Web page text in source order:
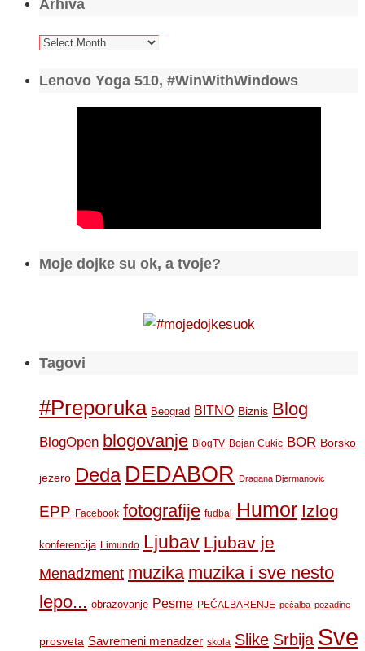
Arhiva
Arhiva
Lenovo Yoga 510, #WinWithWindows
Moje dojke su ok, a tvoje?
Tagovi
#Preporuka Beograd BITNO Biznis Blog
BlogOpen blogovanje BlogTV Bojan Cukic BOR Borsko
jezero Deda DEDABOR Dragana Djermanovic
EPP Facebook fotografije fudbal Humor Izlog
konferencija Limundo Ljubav Ljubav je
Menadzment muzika muzika i sve nesto
lepo... obrazovanje Pesme PEČALBARENJE pečalba pozadine
prosveta Savremeni menadzer skola Slike Srbija Sve